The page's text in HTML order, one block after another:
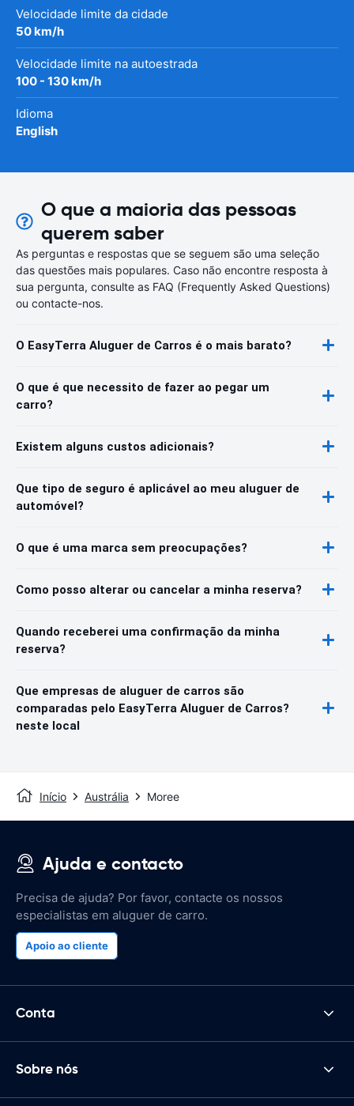
Velocidade limite da cidade
50 km/h
Velocidade limite na autoestrada
100 - 130 km/h
Idioma
English
O que a maioria das pessoas
querem saber
As perguntas e respostas que se seguem são uma seleção
das questões mais populares. Caso não encontre resposta à
sua pergunta, consulte as FAQ (Frequently Asked Questions)
ou contacte-nos.
O EasyTerra Aluguer de Carros é o mais barato?
O que é que necessito de fazer ao pegar um
carro?
Existem alguns custos adicionais?
Que tipo de seguro é aplicável ao meu aluguer de
automóvel?
O que é uma marca sem preocupações?
Como posso alterar ou cancelar a minha reserva?
Quando receberei uma confirmação da minha
reserva?
Que empresas de aluguer de carros são
comparadas pelo EasyTerra Aluguer de Carros?
neste local
Início Austrália Moree
Ajuda e contacto
Precisa de ajuda? Por favor, contacte os nossos
especialistas em aluguer de carro.
Apoio ao cliente
Conta
Sobre nós